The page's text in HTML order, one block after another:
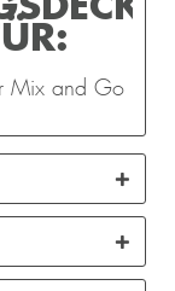
Mix and Go